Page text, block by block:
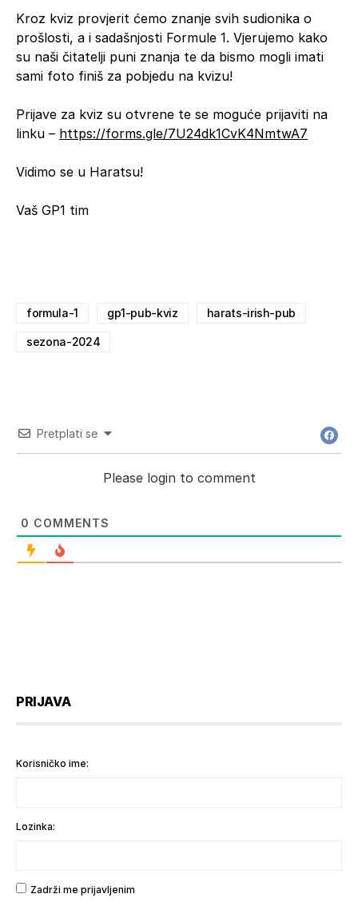
Kroz kviz provjerit ćemo znanje svih sudionika o
prošlosti, a i sadašnjosti Formule 1. Vjerujemo kako
su naši čitatelji puni znanja te da bismo mogli imati
sami foto finiš za pobjedu na kvizu!
Prijave za kviz su otvrene te se moguće prijaviti na
linku – https://forms.gle/7U24dk1CvK4NmtwA7
Vidimo se u Haratsu!
Vaš GP1 tim
formula-1 gp1-pub-kviz harats-irish-pub
sezona-2024
Pretplati se
Please login to comment
0 COMMENTS
PRIJAVA
Korisničko ime:
Lozinka:
Zadrži me prijavljenim